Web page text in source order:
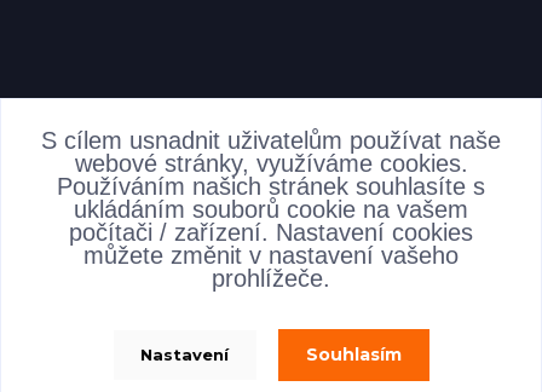
AKTUALITY
S cílem usnadnit uživatelům používat naše
webové stránky, využíváme cookies.
Používáním našich stránek souhlasíte s
ukládáním souborů cookie na vašem
počítači / zařízení. Nastavení cookies
můžete změnit v nastavení vašeho
prohlížeče.
Nastavení Souhlasím